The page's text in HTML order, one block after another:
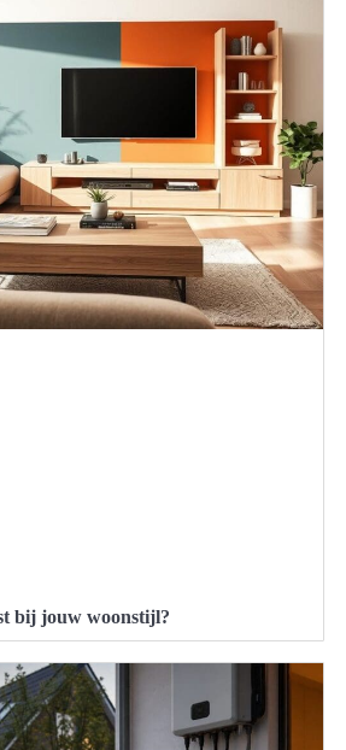
bij jouw woonstijl?